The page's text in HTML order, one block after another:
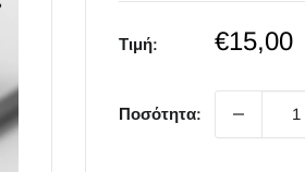
Τιμή:
Sale
€15,00
Ποσότητα: